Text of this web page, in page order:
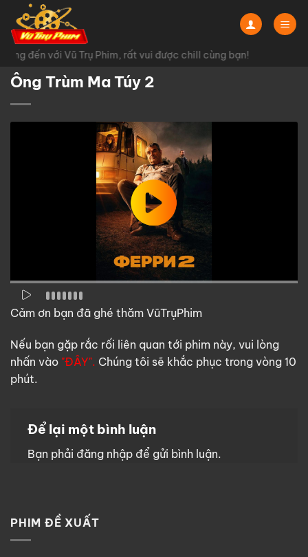
Chuyển
đến
nội
dungđến với Vũ Trụ Phim, rất vui được chill cùng bạn!
Ông Trùm Ma Túy 2
Cảm ơn bạn đã ghé thăm VũTrụPhim
Nếu bạn gặp rắc rối liên quan tới phim này, vui lòng
nhấn vào "ĐÂY". Chúng tôi sẽ khắc phục trong vòng 10
phút.
Để lại một bình luận
Bạn phải đăng nhập để gửi bình luận.
PHIM ĐỀ XUẤT